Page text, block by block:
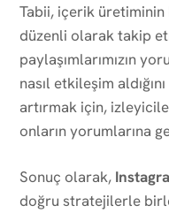
Tabii, içerik
düzenli olarak takip
paylaşımlarımızın
nasıl etkileşim
artırmak için,
onların yorumlarına
Sonuç olarak,
doğru stratejilerle